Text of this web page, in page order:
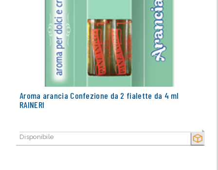
SECCO
Aroma arancia Confezione da 2 fialette da 4 ml
RAINERI
Disponibile